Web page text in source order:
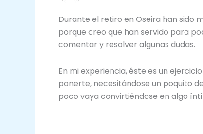
Durante el retiro en Oseira han sido
porque creo que han servido para
comentar y resolver algunas dudas.
En mi experiencia, éste es un
ponerte, necesitándose un poquito
poco vaya convirtiéndose en algo